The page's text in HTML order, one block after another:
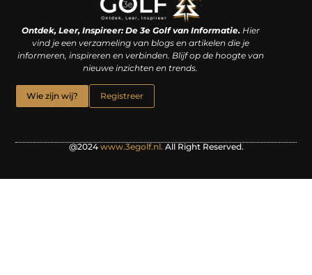
Ontdek, Leer, Inspireer: De 3e Golf van Informatie.Hier
vind je een verzameling van blogs en artikelen die je
informeren, inspireren en verbinden. Blijf op de hoogte van
nieuwe inzichten en trends.
Wie zijn wij? Registreer
@2024www.3egolf.nl.All Right Reserved.